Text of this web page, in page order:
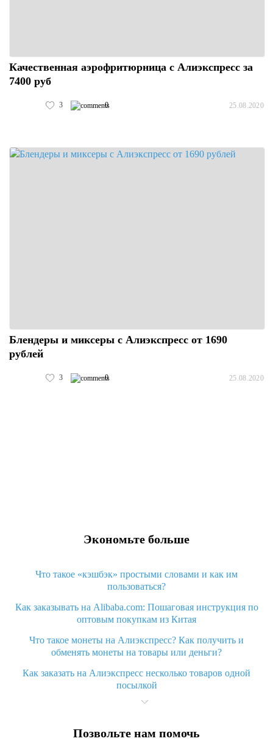
Качественная аэрофритюрница с Алиэкспресс за
7400 руб
3 0 25.08.2020
Блендеры и миксеры с Алиэкспресс от 1690
рублей
3 0 25.08.2020
Экономьте больше
Что такое «кэшбэк» простыми словами и как им
пользоваться?
Как заказывать на Alibaba.com: Пошаговая инструкция по
оптовым покупкам из Китая
Что такое монеты на Алиэкспресс? Как получить и
обменять монеты на товары или деньги?
Как заказать на Алиэкспресс несколько товаров одной
посылкой
Что значит статус «Заказ закрыт» на Алиэкспресс и что
Что делать, если Алиэкспресс просит ввести паспортные
Позвольте нам помочь